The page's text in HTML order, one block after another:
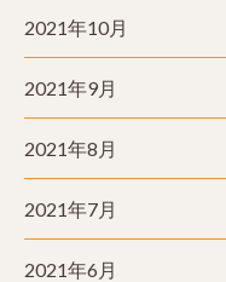
2021年10月
2021年9月
2021年8月
2021年7月
2021年6月